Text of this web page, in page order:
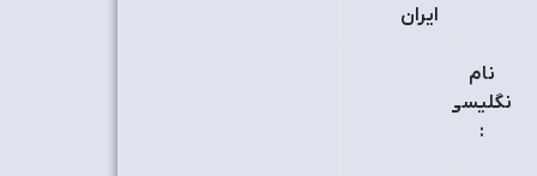
ایران
نام
انگلیسی
: